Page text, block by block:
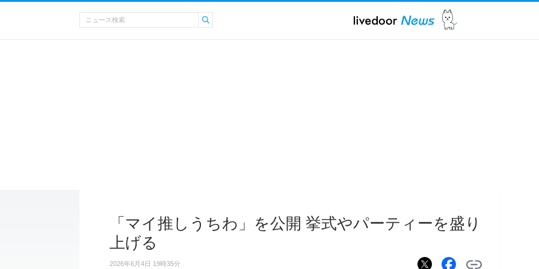
「マイ推しうちわ」を公開 挙式やパーティーを盛り
上げる
2026年6月4日 19時35分